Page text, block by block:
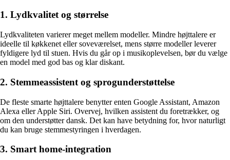
1. Lydkvalitet og størrelse
Lydkvaliteten varierer meget mellem modeller. Mindre højttalere er
ideelle til køkkenet eller soveværelset, mens større modeller leverer
fyldigere lyd til stuen. Hvis du går op i musikoplevelsen, bør du vælge
en model med god bas og klar diskant.
2. Stemmeassistent og sprogunderstøttelse
De fleste smarte højttalere benytter enten Google Assistant, Amazon
Alexa eller Apple Siri. Overvej, hvilken assistent du foretrækker, og
om den understøtter dansk. Det kan have betydning for, hvor naturligt
du kan bruge stemmestyringen i hverdagen.
3. Smart home-integration